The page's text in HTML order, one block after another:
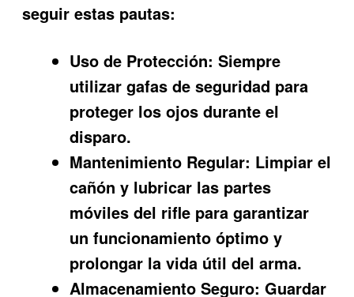
seguir estas pautas:
Uso de Protección: Siempre
utilizar gafas de seguridad para
proteger los ojos durante el
disparo.
Mantenimiento Regular: Limpiar el
cañón y lubricar las partes
móviles del rifle para garantizar
un funcionamiento óptimo y
prolongar la vida útil del arma.
Almacenamiento Seguro: Guardar